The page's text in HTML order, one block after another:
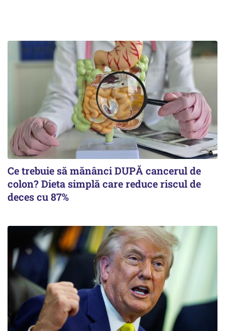
Ce trebuie să mănânci DUPĂ cancerul de
colon? Dieta simplă care reduce riscul de
deces cu 87%